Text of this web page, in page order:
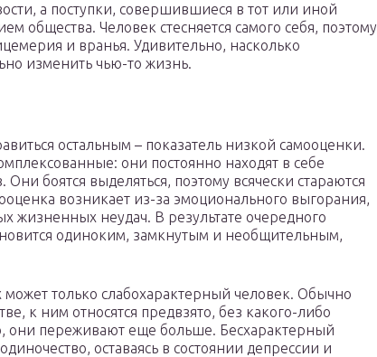
а поступки, совершившиеся в тот или иной
общества. Человек стесняется самого себя, поэтому
и вранья. Удивительно, насколько
изменить чью-то жизнь.
остальным – показатель низкой самооценки.
они постоянно находят в себе
боятся выделяться, поэтому всячески стараются
возникает из-за эмоционального выгорания,
жизненных неудач. В результате очередного
одиноким, замкнутым и необщительным,
может только слабохарактерный человек. Обычно
к ним относятся предвзято, без какого-либо
они переживают еще больше. Бесхарактерный
оставаясь в состоянии депрессии и